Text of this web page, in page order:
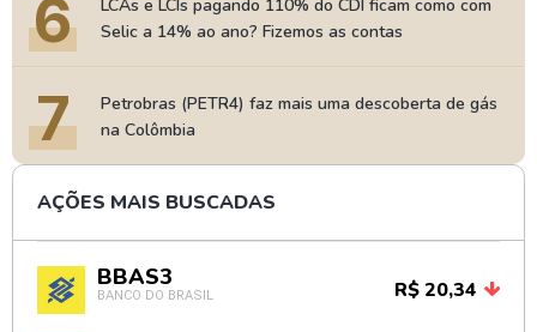
6
LCAs e LCIs pagando 110% do CDI ficam como com
Selic a 14% ao ano? Fizemos as contas
7
Petrobras (PETR4) faz mais uma descoberta de gás
na Colômbia
AÇÕES MAIS BUSCADAS
BBAS3
BANCO DO BRASIL R$ 20,34